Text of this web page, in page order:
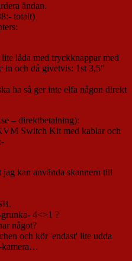
ändan.
totalt)
låda med tryckknappar med
in och då givetvis: 1st 3,5"
ha så ger inte elfa någon direkt
– direktbetalning):
Switch Kit med kablar och
jag kan använda skannern till
4<>1 ?
något?
och kör 'endast' lite udda
kamera…